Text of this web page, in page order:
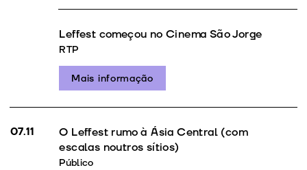
Leffest começou no Cinema São Jorge
RTP
Mais informação
07.11
O Leffest rumo à Ásia Central (com
escalas noutros sítios)
Público